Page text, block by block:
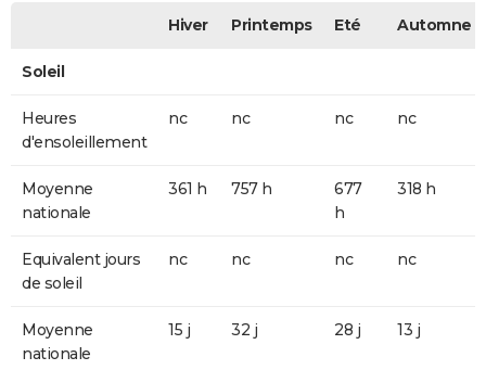
Hiver Printemps Eté Automne
Soleil
Heures
d'ensoleillement
nc nc nc nc
Moyenne
nationale
361 h 757 h
677
h
318 h
Equivalent jours
de soleil
nc nc nc nc
Moyenne
nationale
15 j 32 j 28 j 13 j